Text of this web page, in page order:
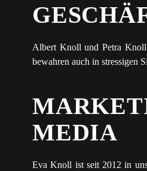
Albert Knoll und Petra Knoll
bewahren auch in stressigen
MEDIA
Eva Knoll ist seit 2012 in